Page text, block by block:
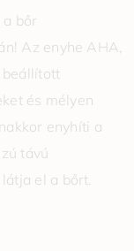
bőr
Az enyhe AHA,
beállított
és mélyen
enyhíti a
távú
el a bőrt.